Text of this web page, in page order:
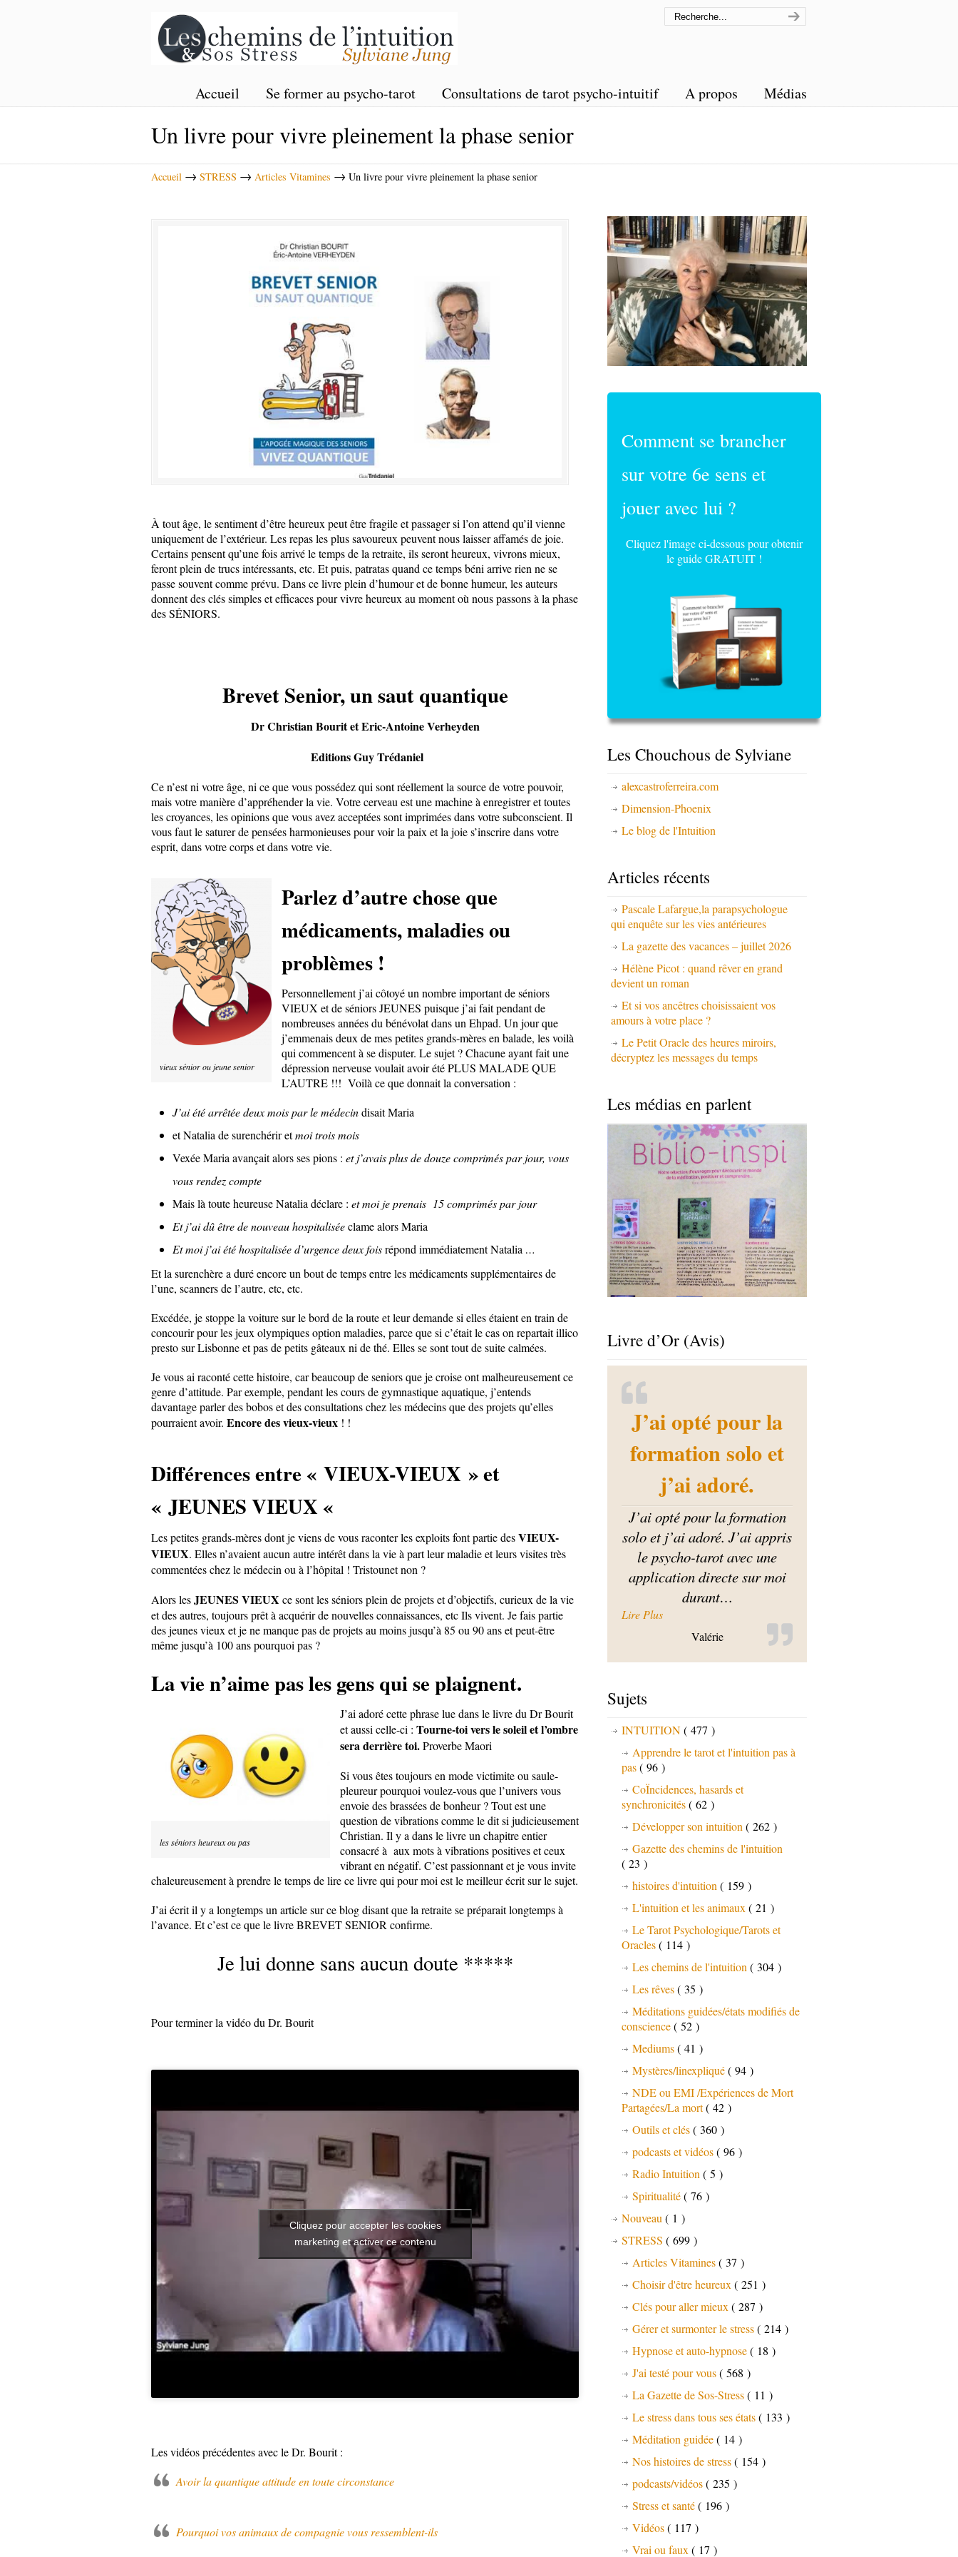
Accueil Se former au psycho-tarot Consultations de tarot psycho-intuitif A propos Médias
Un livre pour vivre pleinement la phase senior
Accueil → STRESS → Articles Vitamines → Un livre pour vivre pleinement la phase senior
À tout âge, le sentiment d’être heureux peut être fragile et passager si l’on attend qu’il vienne
uniquement de l’extérieur. Les repas les plus savoureux peuvent nous laisser affamés de joie.
Certains pensent qu’une fois arrivé le temps de la retraite, ils seront heureux, vivrons mieux,
feront plein de trucs intéressants, etc. Et puis, patratas quand ce temps béni arrive rien ne se
passe souvent comme prévu. Dans ce livre plein d’humour et de bonne humeur, les auteurs
donnent des clés simples et efficaces pour vivre heureux au moment où nous passons à la phase
des SÉNIORS.
Brevet Senior, un saut quantique
Dr Christian Bourit et Eric-Antoine Verheyden
Editions Guy Trédaniel
Ce n’est ni votre âge, ni ce que vous possédez qui sont réellement la source de votre pouvoir,
mais votre manière d’appréhender la vie. Votre cerveau est une machine à enregistrer et toutes
les croyances, les opinions que vous avez acceptées sont imprimées dans votre subconscient. Il
vous faut le saturer de pensées harmonieuses pour voir la paix et la joie s’inscrire dans votre
esprit, dans votre corps et dans votre vie.
vieux sénior ou jeune senior
Parlez d’autre chose que
médicaments, maladiesou
problèmes !
Personnellement j’ai côtoyé un nombre important de séniors
VIEUX et de séniors JEUNES puisque j’ai fait pendant de
nombreuses années du bénévolat dans un Ehpad. Un jour que
j’emmenais deux de mes petites grands-mères en balade, les voilà
qui commencent à se disputer. Le sujet ? Chacune ayant fait une
dépression nerveuse voulait avoir été PLUS MALADE QUE
L’AUTRE !!! Voilà ce que donnait la conversation :
J’ai été arrêtée deux mois par le médecindisait Maria
et Natalia de surenchérir etmoi trois mois
Vexée Maria avançait alors ses pions : et j’avais plus de douze comprimés par jour, vous
vous rendez compte
Mais là toute heureuse Natalia déclare : et moi je prenais 15 comprimés par jour
Et j’ai dû être de nouveau hospitaliséeclame alors Maria
Et moi j’ai été hospitalisée d’urgencedeux foisrépond immédiatement Natalia …
Et la surenchère a duré encore un bout de temps entre les médicaments supplémentaires de
l’une, scanners de l’autre, etc, etc.
Excédée, je stoppe la voiture sur le bord de la route et leur demande si elles étaient en train de
concourir pour les jeux olympiques option maladies, parce que si c’était le cas on repartait illico
presto sur Lisbonne et pas de petits gâteaux ni de thé. Elles se sont tout de suite calmées.
Je vous ai raconté cette histoire, car beaucoup de seniors que je croise ont malheureusement ce
genre d’attitude. Par exemple, pendant les cours de gymnastique aquatique, j’entends
davantage parler des bobos et des consultations chez les médecins que des projets qu’elles
pourraient avoir. Encore des vieux-vieux ! !
Différences entre « VIEUX-VIEUX » et
« JEUNES VIEUX «
Les petites grands-mères dont je viens de vous raconter les exploits font partie desVIEUX-
VIEUX. Elles n’avaient aucun autre intérêt dans la vie à part leur maladie et leurs visites très
commentées chez le médecin ou à l’hôpital ! Tristounet non ?
Alors lesJEUNES VIEUX ce sont les séniors plein de projets et d’objectifs, curieux de la vie
et des autres, toujours prêt à acquérir de nouvelles connaissances, etc Ils vivent. Je fais partie
des jeunes vieux et je ne manque pas de projets au moins jusqu’à 85 ou 90 ans et peut-être
même jusqu’à 100 ans pourquoi pas ?
La vie n’aime pas les gens qui se plaignent.
les séniors heureux ou pas
J’ai adoré cette phrase lue dans le livre du Dr Bourit
et aussi celle-ci : Tourne-toi vers le soleil et l’ombre
sera derrière toi.Proverbe Maori
Si vous êtes toujours en mode victimite ou saule-
pleureur pourquoi voulez-vous que l’univers vous
envoie des brassées de bonheur ? Tout est une
question de vibrations comme le dit si judicieusement
Christian. Il y a dans le livre un chapitre entier
consacré à aux mots à vibrations positives et ceux
vibrant en négatif. C’est passionnant et je vous invite
chaleureusement à prendre le temps de lire ce livre qui pour moi est le meilleur écrit sur le sujet.
J’ai écrit il y a longtemps un article sur ce blog disant que la retraite se préparait longtemps à
l’avance. Et c’est ce que le livre BREVET SENIOR confirme.
Je lui donne sans aucun doute *****
Pour terminer la vidéo du Dr. Bourit
Cliquez pour accepter les cookies
marketing et activer ce contenu
Les vidéos précédentes avec le Dr. Bourit :
Avoir la quantique attitude en toute circonstance
Pourquoi vos animaux de compagnie vous ressemblent-ils
Comment se brancher
sur votre 6e sens et
jouer avec lui ?
Cliquez l'image ci-dessous pour obtenir
le guide GRATUIT !
Les Chouchous de Sylviane
alexcastroferreira.com
Dimension-Phoenix
Le blog de l'Intuition
Articles récents
Pascale Lafargue,la parapsychologue
qui enquête sur les vies antérieures
La gazette des vacances – juillet 2026
Hélène Picot : quand rêver en grand
devient un roman
Et si vos ancêtres choisissaient vos
amours à votre place ?
Le Petit Oracle des heures miroirs,
décryptez les messages du temps
Les médias en parlent
Livre d’Or (Avis)
J’ai opté pour la
formation solo et
j’ai adoré.
J’ai opté pour la formation
solo et j’ai adoré. J’ai appris
le psycho-tarot avec une
application directe sur moi
durant…
Lire Plus« J’ai opté pour la formation solo et j’ai adoré. »
Valérie
Sujets
INTUITION( 477 )
Apprendre le tarot et l'intuition pas à
pas( 96 )
CoÏncidences, hasards et
synchronicités( 62 )
Développer son intuition ( 262 )
Gazette des chemins de l'intuition
( 23 )
histoires d'intuition ( 159 )
L'intuition et les animaux ( 21 )
Le Tarot Psychologique/Tarots et
Oracles( 114 )
Les chemins de l'intuition ( 304 )
Les rêves( 35 )
Méditations guidées/états modifiés de
conscience( 52 )
Mediums( 41 )
Mystères/linexpliqué( 94 )
NDE ou EMI /Expériences de Mort
Partagées/La mort( 42 )
Outils et clés( 360 )
podcasts et vidéos( 96 )
Radio Intuition ( 5 )
Spiritualité( 76 )
Nouveau ( 1 )
STRESS ( 699 )
Articles Vitamines( 37 )
Choisir d'être heureux ( 251 )
Clés pour aller mieux ( 287 )
Gérer et surmonter le stress( 214 )
Hypnose et auto-hypnose( 18 )
J'ai testé pour vous( 568 )
La Gazette de Sos-Stress( 11 )
Le stress dans tous ses états( 133 )
Méditation guidée( 14 )
Nos histoires de stress( 154 )
podcasts/vidéos( 235 )
Stress et santé( 196 )
Vidéos( 117 )
Vrai ou faux ( 17 )